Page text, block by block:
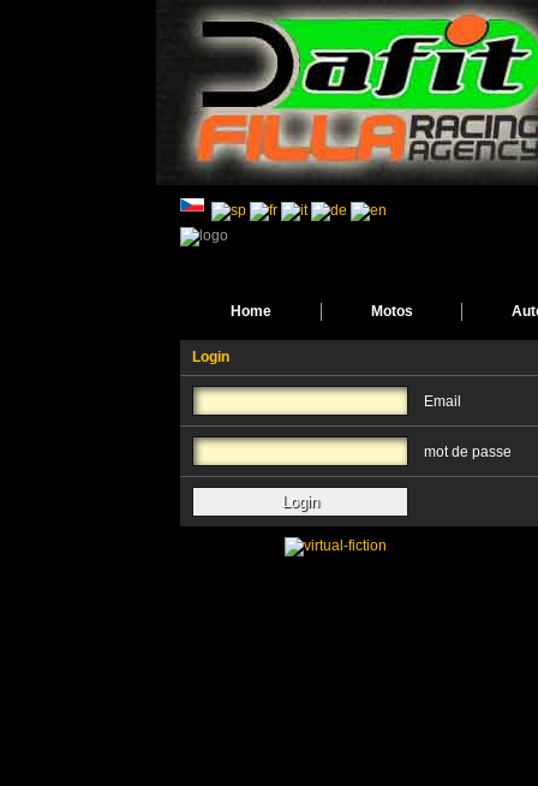
Home Motos
Login
Email
mot de passe